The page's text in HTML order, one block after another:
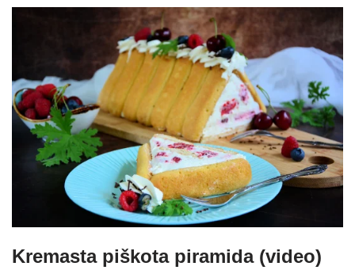
Kremasta piškota piramida (video)